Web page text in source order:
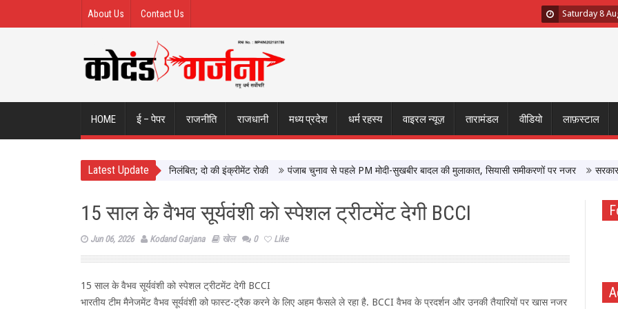
About Us Contact Us Saturday 8
HOME ई – पेपर राजनीति राजधानी मध्य प्रदेश धर्म रहस्य वाइरल न्यूज़ तारामंडल वीडियो लाफ़स्टाल
Latest Update
ने छिंदवाड़ा में दिखाई सख्ती, 3 अधिकारी निलंबित; दो की इंक्रीमेंट रोकी पंजाब चुनाव से पहले PM मोदी-सुखबीर बादल की मुलाकात, सियासी समीकरणों पर नजर सरकार के साथ
15 साल के वैभव सूर्यवंशी को स्पेशल ट्रीटमेंट देगी BCCI
Jun 06, 2026 Kodand Garjana खेल 0 Like
15 साल के वैभव सूर्यवंशी को स्पेशल ट्रीटमेंट देगी BCCI
भारतीय टीम मैनेजमेंट वैभव सूर्यवंशी को फास्ट-ट्रैक करने के लिए अहम फैसले ले रहा है. BCCI वैभव के प्रदर्शन और उनकी तैयारियों पर खास नजर